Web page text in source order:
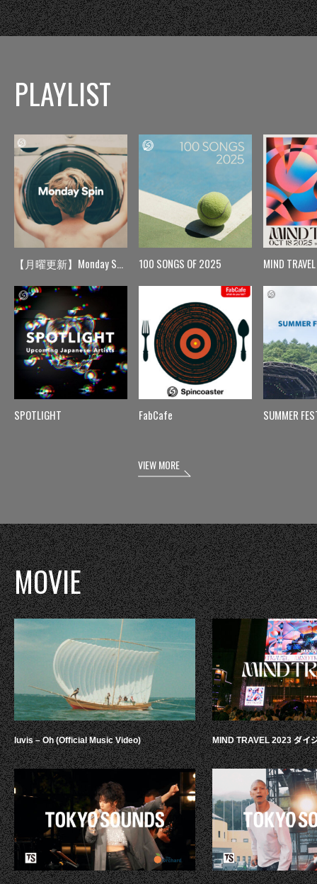
PLAYLIST
【月曜更新】Monday Spin
SPOTLIGHT
100 SONGS OF 2025
FabCafe
MIND TRAVEL
SUMMER
VIEW MORE
MOVIE
luvis – Oh (Official Music Video) MIND TRAVEL 2023 ダイ